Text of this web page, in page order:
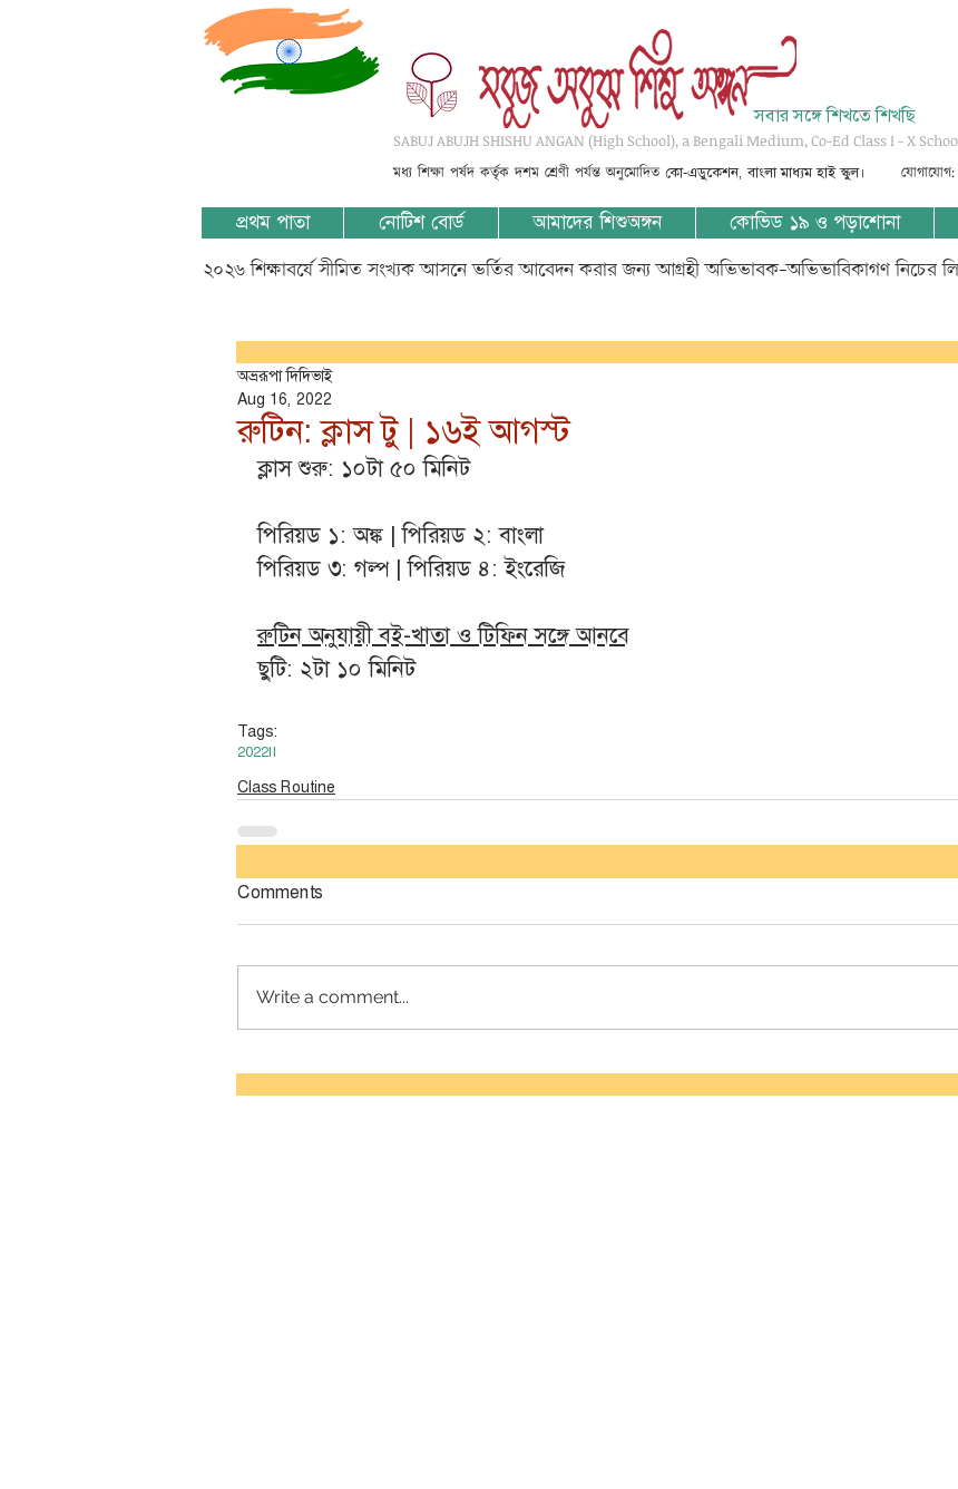
সবার সঙ্গে শিখতে শিখছি
SABUJ ABUJH SHISHU ANGAN (High School), a Bengali Medium, Co-Ed Class I - X
মধ্য শিক্ষা পর্ষদ কর্তৃক দশম শ্রেণী পর্যন্ত অনুমোদিত কো-এডুকেশন, বাংলা মাধ্যম হাই স্কুল।
প্রথম পাতা নোটিশ বোর্ড আমাদের শিশুঅঙ্গন কোভিড ১৯ ও পড়াশোনা
২০২৬ শিক্ষাবর্ষে সীমিত সংখ্যক আসনে ভর্তির আবেদন করার জন্য আগ্রহী অভিভাবক-অভিভাবিকাগণ নিচের
রুটিন: ক্লাস টু | ১৬ই আগস্ট
অভ্ররূপা দিদিভাই
Aug 16, 2022
ক্লাস শুরু: ১০টা ৫০ মিনিট
পিরিয়ড ১: অঙ্ক | পিরিয়ড ২: বাংলা
পিরিয়ড ৩: গল্প | পিরিয়ড ৪: ইংরেজি
রুটিন অনুযায়ী বই-খাতা ও টিফিন সঙ্গে আনবে
ছুটি: ২টা ১০ মিনিট
Tags:
2022II
Class Routine
Comments
Write a comment...